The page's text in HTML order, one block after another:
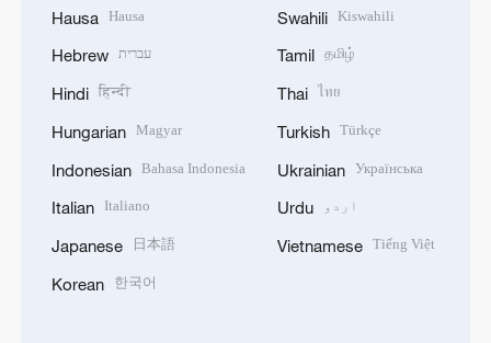
Hausa Hausa
Hebrew עברית
Hindi हिन्दी
Hungarian Magyar
Indonesian Bahasa Indonesia
Italian Italiano
Japanese 日本語
Korean 한국어
Swahili Kiswahili
Tamil தமிழ்
Thai ไทย
Turkish Türkçe
Ukrainian Українська
Urdu اردو
Vietnamese Tiếng Việt